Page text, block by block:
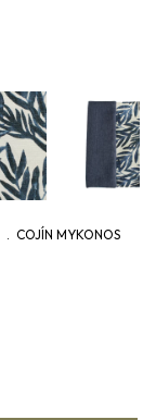
. COJÍN MYKONOS